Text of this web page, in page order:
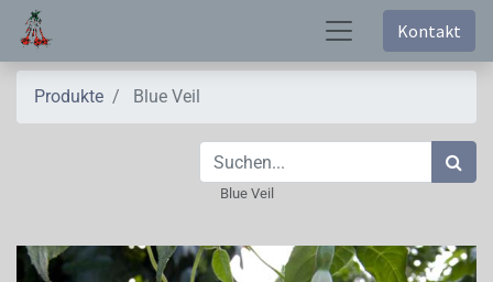
Kontakt
Produkte Blue Veil
Blue Veil